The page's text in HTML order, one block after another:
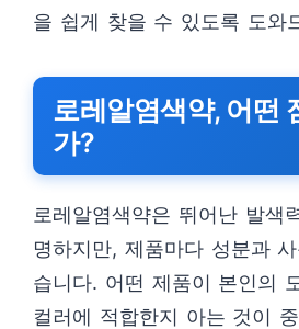
을 쉽게 찾을 수 있도록 도와
로레알염색약, 어떤
가?
로레알염색약은 뛰어난 발색
명하지만, 제품마다 성분과
습니다. 어떤 제품이 본인의
컬러에 적합한지 아는 것이